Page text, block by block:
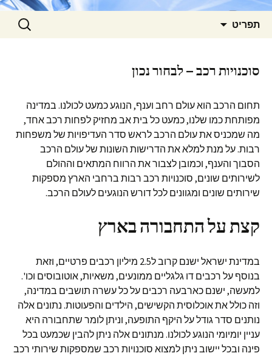
תפריט חפש:
סוכנויות רכב – לבחור נכון
תחום הרכב הוא עולם רחב וענף, הנוגע כמעט לכולנו. במדינה
מפותחת כמו שלנו, כמעט כל בית אב מחזיק לפחות רכב אחד,
מה שמכניס את עולם הרכב לראש סדר העדיפויות של משפחות
רבות. על מנת למלא את הדרישות השונות של עולם הרכב
הסבוך והענף, וכמובן לצבור את הרווח המתאים וההולם
לשירותים שונים, סוכנויות רכב רבות ברחבי הארץ מספקות
שירותים שונים ומגוונים לכל דורש הנוגעים לעולם הרכב.
קצת על התחבורה בארץ
במדינת ישראל ישנם קרוב ל2.5 מיליון רכבים פרטיים, וזאת
בנוסף על רכבים דו גלגליים ממונעים, משאיות, אוטובוסים וכו'.
למעשה, ישנם כארבעה רכבים על כל עשרה תושבים במדינה,
וזה כולל את אוכלוסית הקשישים, הילדים והפעוטות. נתונים אלה
נותנים סדר גודל על היקף התופעה, וניתן לומר שתחבורה היא
עניין יומיומי הנוגע לכולנו. מנתונים אלה ניתן להבין שכמעט בכל
פינה ובכל יישוב ניתן למצוא סוכנויות רכב שמספקות שירותי רכב